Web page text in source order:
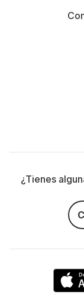
¿Tienes